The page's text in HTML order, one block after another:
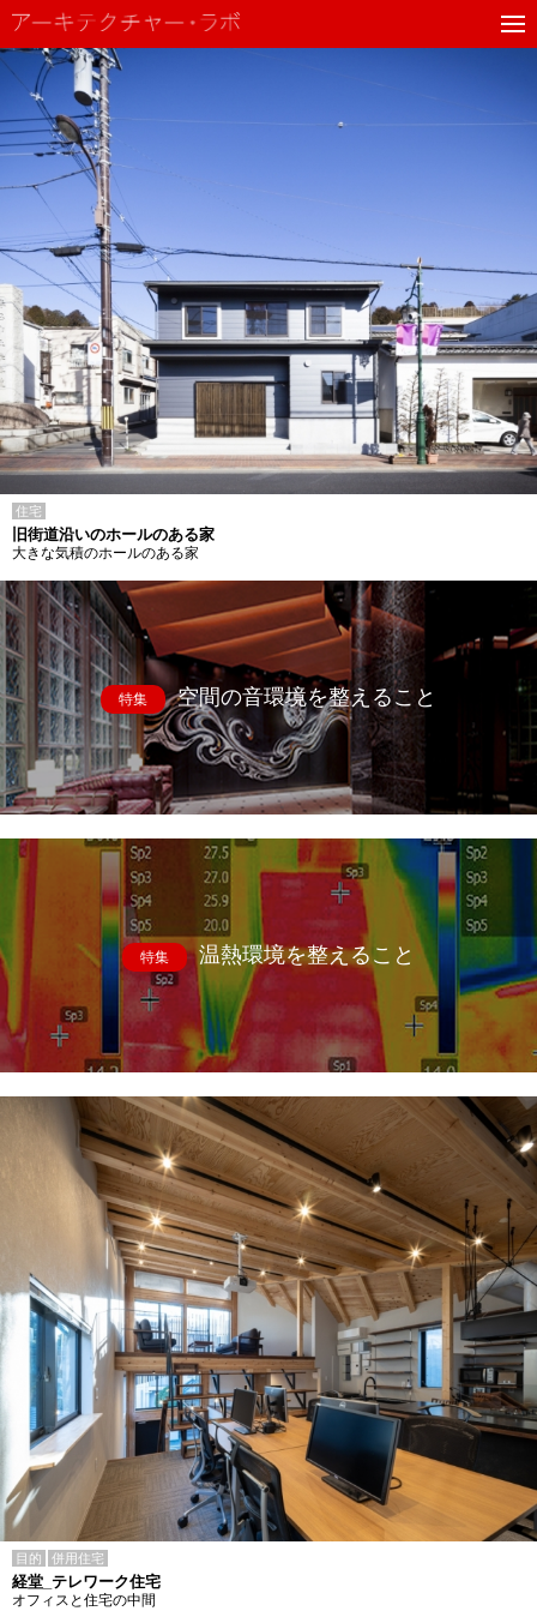
住宅
旧街道沿いのホールのある家
大きな気積のホールのある家
特集 空間の音環境を整えること
特集 温熱環境を整えること
目的 併用住宅
経堂_テレワーク住宅
オフィスと住宅の中間